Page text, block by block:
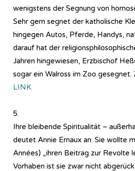
wenigstens der Segnung von
Sehr gern segnet der katholische
hingegen Autos, Pferde, Handys,
darauf hat der
Jahren hingewiesen, Erzbischof
sogar ein Walross im Zoo
LINK.
5.
Ihre bleibende Spiritualität –
deutet Annie Ernaux an: Sie wollte
Années) „ihren Beitrag zur Revolte
Vorhaben ist sie zwar nicht